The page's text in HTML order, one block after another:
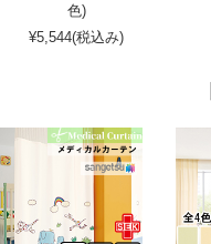
色)
¥5,544(税込み)